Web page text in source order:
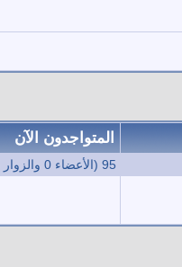
المتواجدون الآن
95 (الأعضاء 0 والزوار 95)